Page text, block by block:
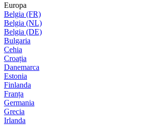
Europa
Belgia (FR)
Belgia (NL)
Belgia (DE)
Bulgaria
Cehia
Croația
Danemarca
Estonia
Finlanda
Franța
Germania
Grecia
Irlanda